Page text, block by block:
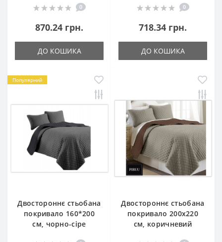
0
870.24 грн.
ДО КОШИКА
0
718.34 грн.
ДО КОШИКА
Популярний
Двостороннє стьобана
покривало 160*200
см, чорно-сіре
Двостороннє стьобана
покривало 200x220
см, коричневий